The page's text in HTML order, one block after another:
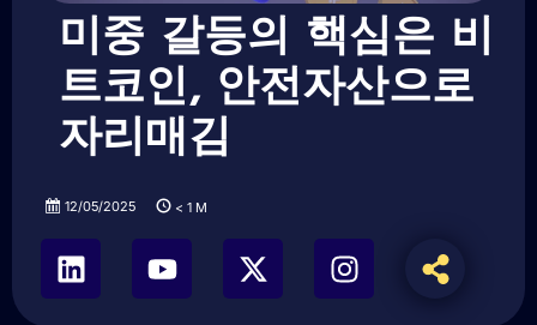
미중 갈등의 핵심은 비
트코인, 안전자산으로
자리매김
12/05/2025 < 1 M